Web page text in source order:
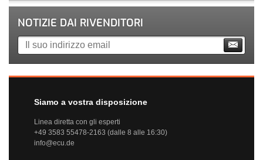
NOTIZIE DAI RIVENDITORI
Siamo a vostra disposizione
Linea diretta con gli esperti
+49 3583 55478-2163 (dalle 8 alle 16:30)
info@ecu.de